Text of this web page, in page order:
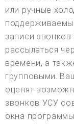
или ручные
записи
рассылаться
времени, а
групповыми.
оценят
звонков УСУ
окна